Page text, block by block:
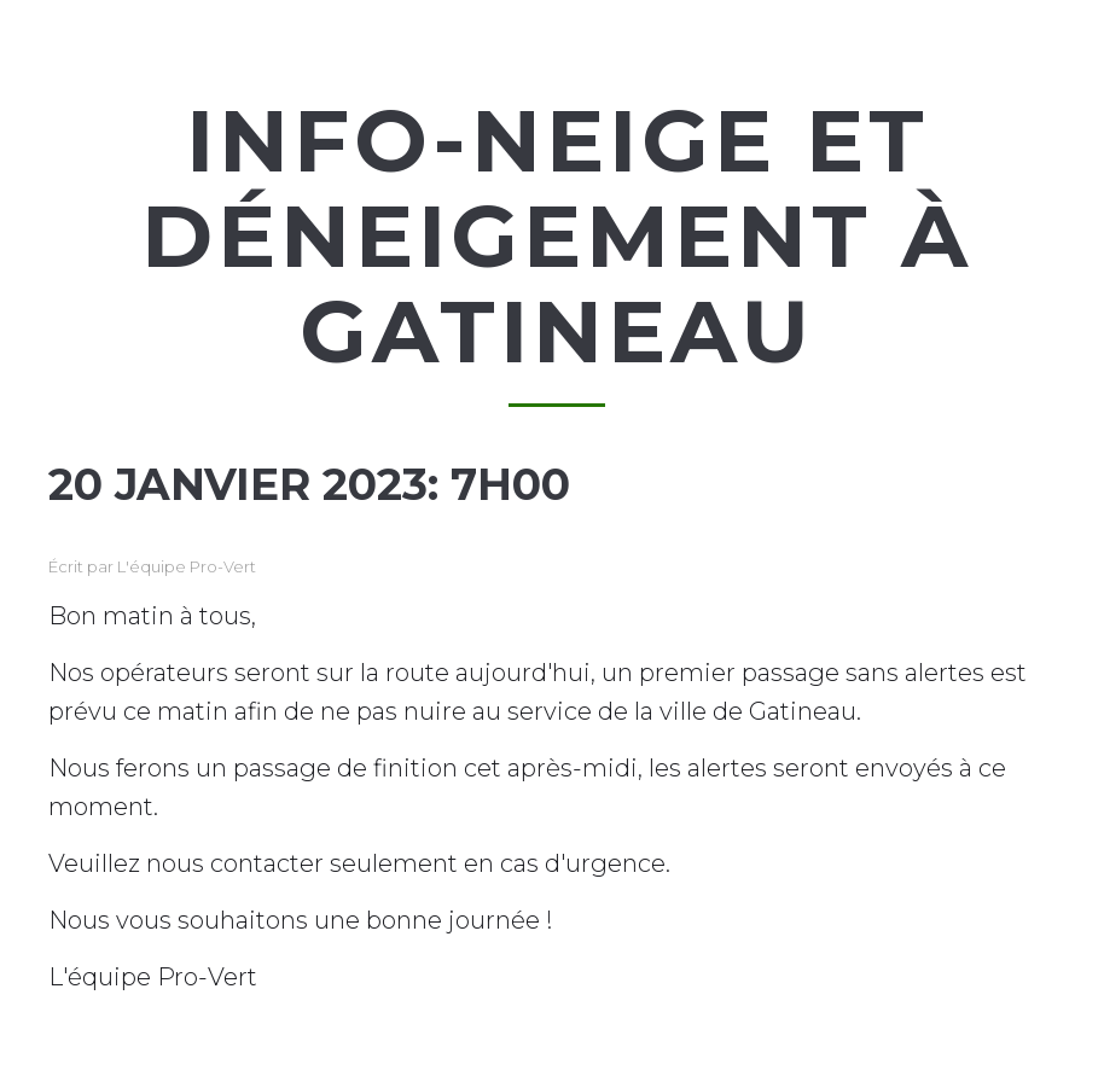
INFO-NEIGE ET
DÉNEIGEMENT À
GATINEAU
20 JANVIER 2023: 7H00
Écrit par L'équipe Pro-Vert
Bon matin à tous,
Nos opérateurs seront sur la route aujourd'hui, un premier passage sans alertes est
prévu ce matin afin de ne pas nuire au service de la ville de Gatineau.
Nous ferons un passage de finition cet après-midi, les alertes seront envoyés à ce
moment.
Veuillez nous contacter seulement en cas d'urgence.
Nous vous souhaitons une bonne journée !
L'équipe Pro-Vert